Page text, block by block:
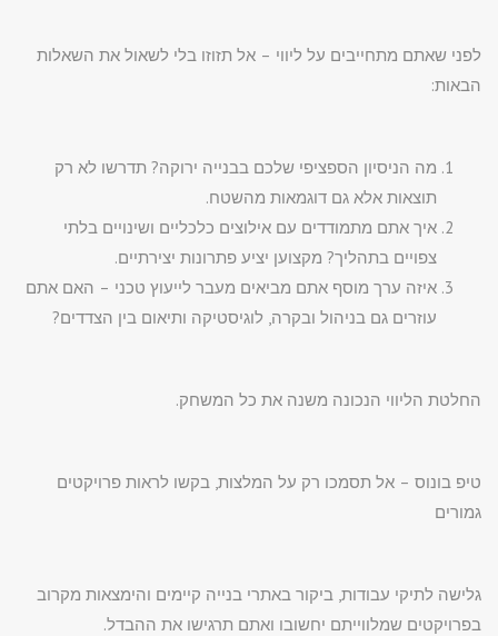
לפני שאתם מתחייבים על ליווי – אל תזוזו בלי לשאול את השאלות
הבאות:
מה הניסיון הספציפי שלכם בבנייה ירוקה? תדרשו לא רק
תוצאות אלא גם דוגמאות מהשטח.
איך אתם מתמודדים עם אילוצים כלכליים ושינויים בלתי
צפויים בתהליך? מקצוען יציע פתרונות יצירתיים.
איזה ערך מוסף אתם מביאים מעבר לייעוץ טכני – האם אתם
עוזרים גם בניהול ובקרה, לוגיסטיקה ותיאום בין הצדדים?
החלטת הליווי הנכונה משנה את כל המשחק.
טיפ בונוס – אל תסמכו רק על המלצות, בקשו לראות פרויקטים
גמורים
גלישה לתיקי עבודות, ביקור באתרי בנייה קיימים והימצאות מקרוב
בפרויקטים שמלווייתם יחשובו ואתם תרגישו את ההבדל.